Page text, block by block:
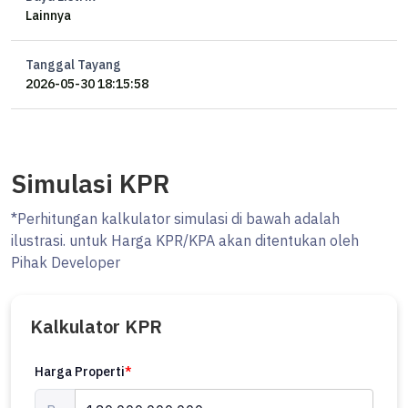
Basement:
Parkir 4 mobil
2 kamar tidur supir
Lift
Ruang tamu dan ruang TV
Ruang entertainment dengan sistem speaker
Living room besar dan lounge
Mushola mewah
Area drop off dan carport
2 akses pintu utama
Lainnya
Tanggal Tayang
2026-05-30 18:15:58
Simulasi KPR
*Perhitungan kalkulator simulasi di bawah adalah
ilustrasi. untuk Harga KPR/KPA akan ditentukan oleh
Pihak Developer
Kalkulator KPR
Harga Properti*